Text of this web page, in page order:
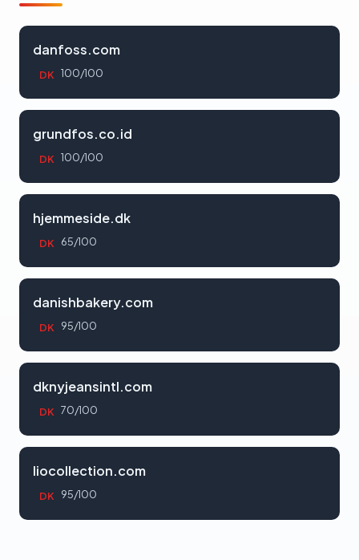
danfoss.com
DK 100/100
grundfos.co.id
DK 100/100
hjemmeside.dk
DK 65/100
danishbakery.com
DK 95/100
dknyjeansintl.com
DK 70/100
liocollection.com
DK 95/100